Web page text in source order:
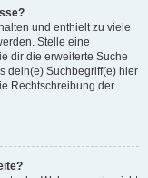
und enthielt zu viele
Stelle eine
dir die erweiterte Suche
dein(e) Suchbegriff(e) hier
Rechtschreibung der